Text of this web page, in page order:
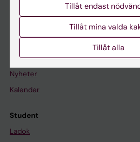
På gång
Nyheter
Kalender
Student
Ladok
Tillåt endast
Tillåt mina valda
Tillåt alla